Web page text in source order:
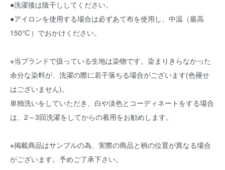
●洗濯後は陰干ししてください。
●アイロンを使用する場合は必ずあて布を使用し、中温（最高
150℃）でおかけください。
※当ブランドで扱っている生地は染物です。染まりきらなかった
余分な染料が、洗濯の際に若干落ちる場合がございます(色褪せ
はございません)。
単独洗いをしていただき、白や淡色とコーディネートをする場合
は、2～3回洗濯をしてからの着用をお勧めします。
※掲載商品はサンプルの為、実際の商品と柄の位置が異なる場合
がございます。予めご了承下さい。